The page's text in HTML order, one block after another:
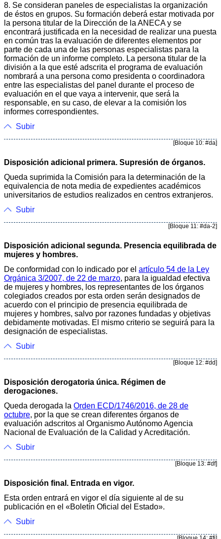
8. Se consideran paneles de especialistas la organización
de éstos en grupos. Su formación deberá estar motivada por
la persona titular de la Dirección de la ANECA y se
encontrará justificada en la necesidad de realizar una puesta
en común tras la evaluación de diferentes elementos por
parte de cada una de las personas especialistas para la
formación de un informe completo. La persona titular de la
división a la que esté adscrita el programa de evaluación
nombrará a una persona como presidenta o coordinadora
entre las especialistas del panel durante el proceso de
evaluación en el que vaya a intervenir, que será la
responsable, en su caso, de elevar a la comisión los
informes correspondientes.
Subir
[Bloque 10: #da]
Disposición adicional primera. Supresión de órganos.
Queda suprimida la Comisión para la determinación de la
equivalencia de nota media de expedientes académicos
universitarios de estudios realizados en centros extranjeros.
Subir
[Bloque 11: #da-2]
Disposición adicional segunda. Presencia equilibrada de
mujeres y hombres.
De conformidad con lo indicado por el artículo 54 de la Ley
Orgánica 3/2007, de 22 de marzo, para la igualdad efectiva
de mujeres y hombres, los representantes de los órganos
colegiados creados por esta orden serán designados de
acuerdo con el principio de presencia equilibrada de
mujeres y hombres, salvo por razones fundadas y objetivas
debidamente motivadas. El mismo criterio se seguirá para la
designación de especialistas.
Subir
[Bloque 12: #dd]
Disposición derogatoria única. Régimen de
derogaciones.
Queda derogada la Orden ECD/1746/2016, de 28 de
octubre, por la que se crean diferentes órganos de
evaluación adscritos al Organismo Autónomo Agencia
Nacional de Evaluación de la Calidad y Acreditación.
Subir
[Bloque 13: #df]
Disposición final. Entrada en vigor.
Esta orden entrará en vigor el día siguiente al de su
publicación en el «Boletín Oficial del Estado».
Subir